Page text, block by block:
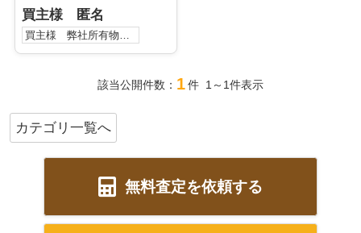
買主様 匿名
買主様 弊社所有物件購入
該当公開件数： 1件 1～1件表示
カテゴリ一覧へ
無料査定を依頼する